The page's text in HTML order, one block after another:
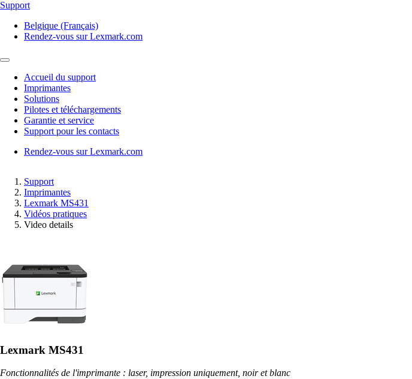
Support
Belgique (Français)
Rendez-vous sur Lexmark.com
Accueil du support
Imprimantes
Solutions
Pilotes et téléchargements
Garantie et service
Support pour les contacts
Rendez-vous sur Lexmark.com
Support
Imprimantes
Lexmark MS431
Vidéos pratiques
Video details
Lexmark MS431
Fonctionnalités de l'imprimante : laser, impression uniquement, noir et blanc